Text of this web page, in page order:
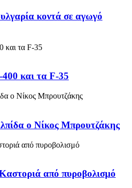
κοντά σε αγωγό
400 και τα F-35
ο Νίκος Μπρουτζάκης
από πυροβολισμό